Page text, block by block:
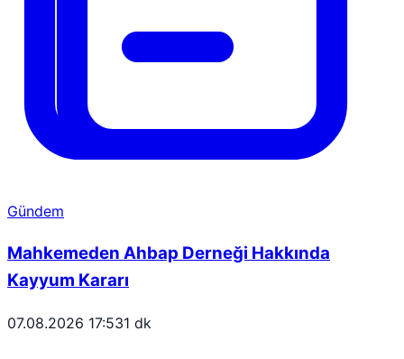
Gündem
Mahkemeden Ahbap Derneği Hakkında
Kayyum Kararı
07.08.2026 17:531 dk